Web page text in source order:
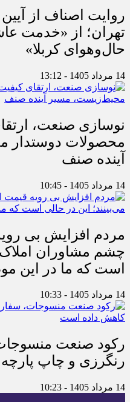
روایت اصناف از آیین
تهران؛ از «خدمت
حال‌وهوای کربلا»
14 مرداد 1405 - 13:12
نوسازی صنعت،
محصولات دوستدار
آینده صنف
14 مرداد 1405 - 10:45
مردم افزایش بی
چشم مشاوران املاک
است که ما در این
14 مرداد 1405 - 10:33
رکود صنعت
رنگرزی و چاپ
14 مرداد 1405 - 10:23